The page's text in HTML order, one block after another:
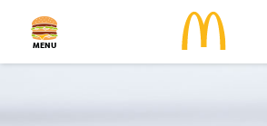
MENU